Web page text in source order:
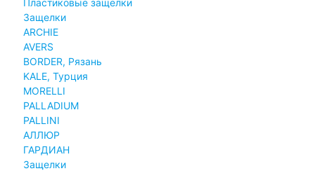
Защелки
ARCHIE
AVERS
BORDER, Рязань
KALE, Турция
MORELLI
PALLADIUM
PALLINI
АЛЛЮР
ГАРДИАН
Защелки